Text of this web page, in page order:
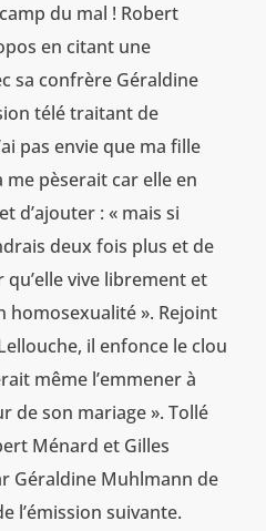
du mal ! Robert
en citant une
sa confrère Géraldine
télé traitant de
pas envie que ma fille
pèserait car elle en
d’ajouter : « mais si
deux fois plus et de
vive librement et
homosexualité ». Rejoint
il enfonce le clou
même l’emmener à
de son mariage ». Tollé
Ménard et Gilles
Géraldine Muhlmann de
l’émission suivante.